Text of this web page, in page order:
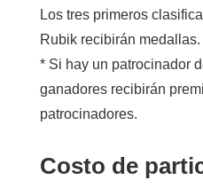
Los tres primeros
Rubik recibirán medallas.
* Si hay un patrocinador
ganadores recibirán
patrocinadores.
Costo de